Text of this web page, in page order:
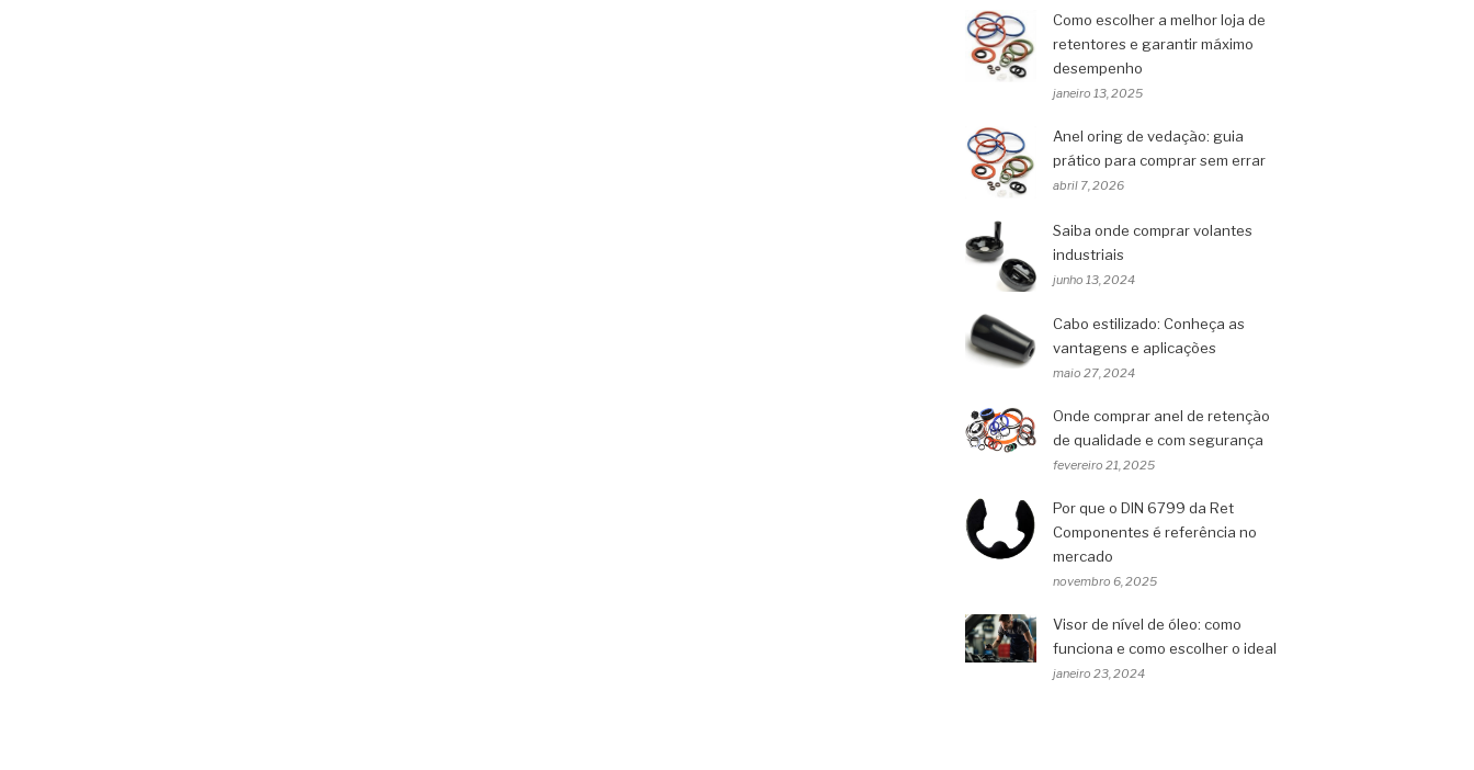
Como escolher a melhor loja de
retentores e garantir máximo
desempenho
janeiro 13, 2025
Anel oring de vedação: guia
prático para comprar sem errar
abril 7, 2026
Saiba onde comprar volantes
industriais
junho 13, 2024
Cabo estilizado: Conheça as
vantagens e aplicações
maio 27, 2024
Onde comprar anel de retenção
de qualidade e com segurança
fevereiro 21, 2025
Por que o DIN 6799 da Ret
Componentes é referência no
mercado
novembro 6, 2025
Visor de nível de óleo: como
funciona e como escolher o ideal
janeiro 23, 2024